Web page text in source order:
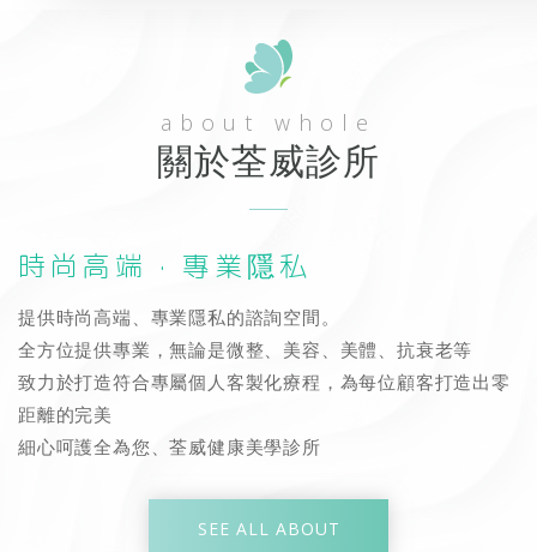
about whole
關於荃威診所
時尚高端 · 專業隱私
提供時尚高端、專業隱私的諮詢空間。
全方位提供專業，無論是微整、美容、美體、抗衰老等
致力於打造符合專屬個人客製化療程，為每位顧客打造出零
距離的完美
細心呵護全為您、荃威健康美學診所
SEE ALL ABOUT